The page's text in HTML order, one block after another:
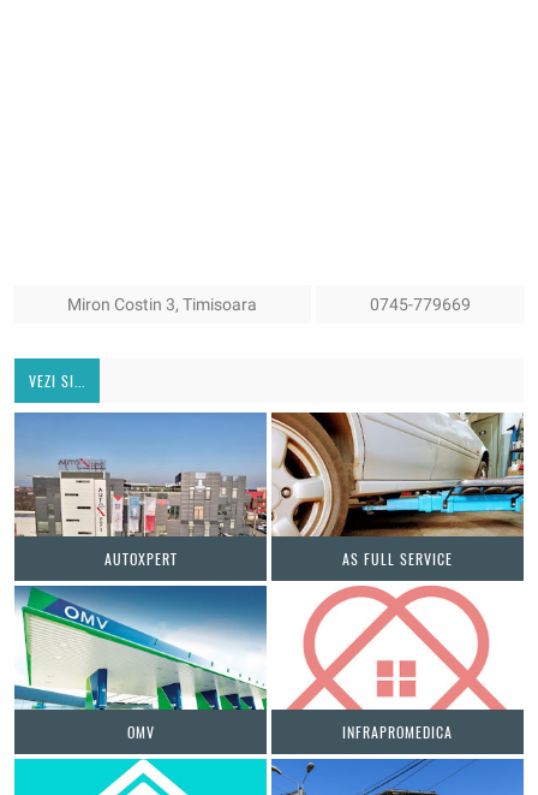
Miron Costin 3, Timisoara 0745-779669
VEZI SI...
AUTOXPERT AS FULL SERVICE
OMV INFRAPROMEDICA